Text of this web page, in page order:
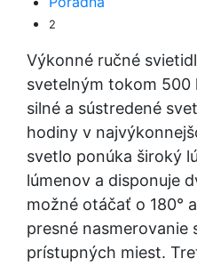
2
Výkonné ručné
svetelným tokom 500
silné a sústredené
hodiny v
svetlo ponúka široký
lúmenov a disponuje
možné otáčať o 180°
presné nasmerovanie
prístupných miest.